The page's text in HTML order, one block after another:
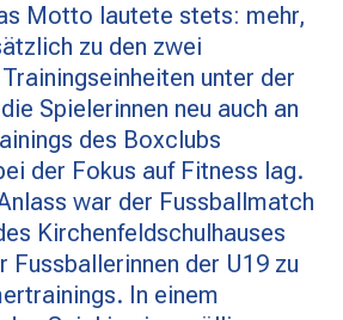
Motto lautete stets: mehr,
zu den zwei
unter der
Spielerinnen neu auch an
des Boxclubs
der Fokus auf Fitness lag.
war der Fussballmatch
Kirchenfeldschulhauses
Fussballerinnen der U19 zu
In einem